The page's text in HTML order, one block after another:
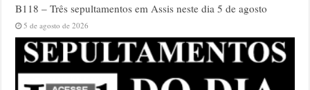
B118 – Três sepultamentos em Assis neste dia 5 de agosto
5 de agosto de 2026